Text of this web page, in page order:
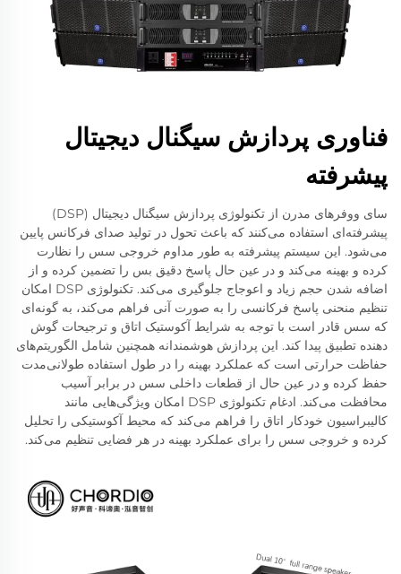
فناوری پردازش سیگنال دیجیتال
پیشرفته
سای ووفرهای مدرن از تکنولوژی پردازش سیگنال دیجیتال (DSP)
پیشرفته‌ای استفاده می‌کنند که باعث تحول در تولید صدای فرکانس پایین
می‌شود. این سیستم پیشرفته به طور مداوم خروجی سس را نظارت
کرده و بهینه می‌کند و در عین حال پاسخ دقیق بس را تضمین کرده و از
اضافه شدن حجم زیاد و اعوجاج جلوگیری می‌کند. تکنولوژی DSP امکان
تنظیم منحنی پاسخ فرکانسی را به صورت آنی فراهم می‌کند، به گونه‌ای
که سس قادر است با توجه به شرایط آکوستیک اتاق و ترجیحات گوش
دهنده تطبیق پیدا کند. این پردازش هوشمندانه همچنین شامل الگوریتم‌های
حفاظت حرارتی است که عملکرد بهینه را در طول استفاده طولانی‌مدت
حفظ کرده و در عین حال از قطعات داخلی سس در برابر آسیب
محافظت می‌کند. ادغام تکنولوژی DSP امکان ویژگی‌هایی مانند
کالیبراسیون خودکار اتاق را فراهم می‌کند که محیط آکوستیکی را تحلیل
کرده و خروجی سس را برای عملکرد بهینه در هر فضایی تنظیم می‌کند.